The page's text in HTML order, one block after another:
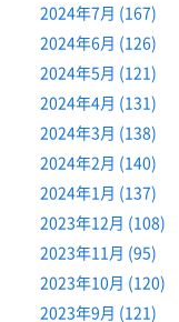
2024年7月 (167)
2024年6月 (126)
2024年5月 (121)
2024年4月 (131)
2024年3月 (138)
2024年2月 (140)
2024年1月 (137)
2023年12月 (108)
2023年11月 (95)
2023年10月 (120)
2023年9月 (121)